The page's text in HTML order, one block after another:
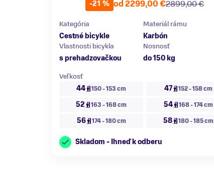
-21 %
2899,00 €
od 2299,00 €
Kategória
Cestné bicykle
Materiál rámu
Karbón
Vlastnosti bicykla
s prehadzovačkou
Nosnosť
do 150 kg
Veľkosť
44
150 - 153 cm 47 152 - 158 cm
52 163 - 168 cm 54 168 - 174 cm
56 174 - 180 cm 58 180 - 185 cm
Skladom - Ihneď k odberu